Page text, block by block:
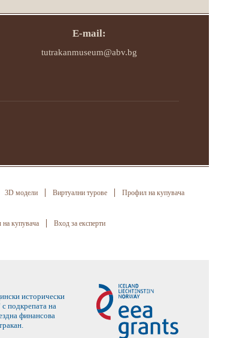
E-mail:
tutrakanmuseum@abv.bg
3D модели Виртуални турове Профил на купувача
купувача Вход за експерти
исторически
подкрепата на
финансова